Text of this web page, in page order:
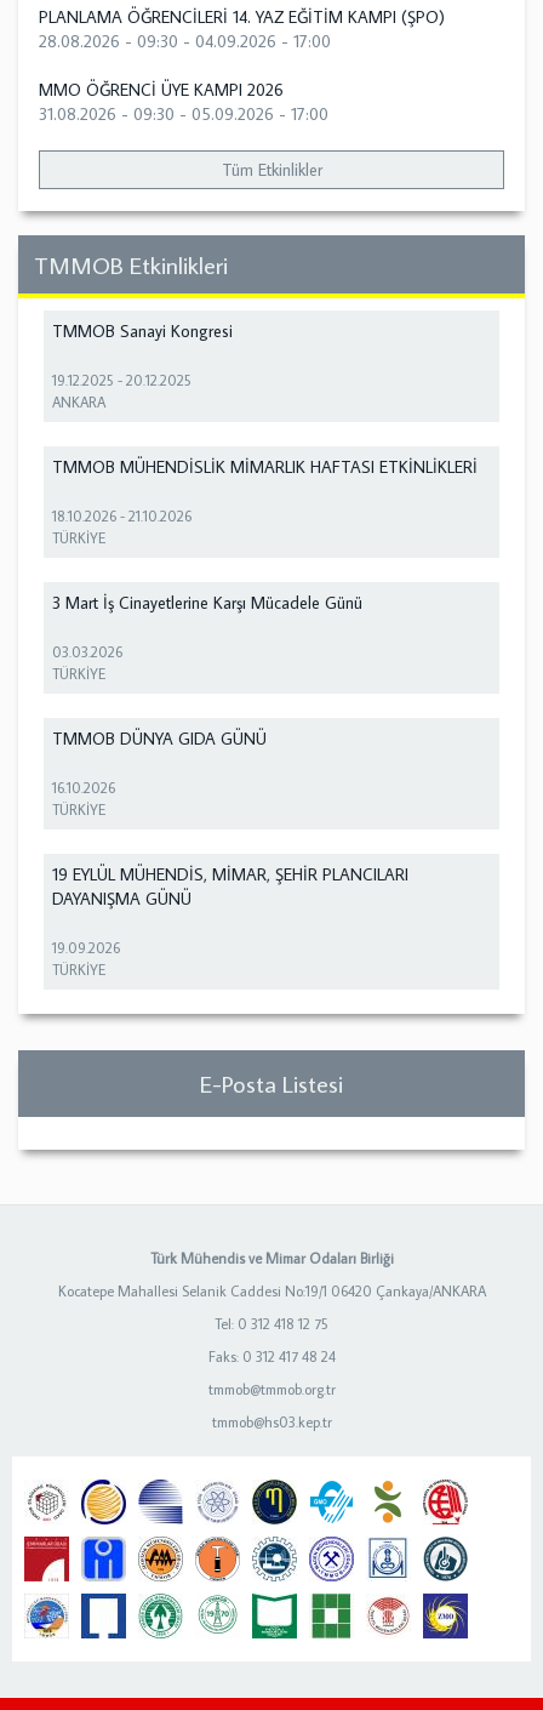
PLANLAMA ÖĞRENCİLERİ 14. YAZ EĞİTİM KAMPI (ŞPO)
28.08.2026 - 09:30 - 04.09.2026 - 17:00
MMO ÖĞRENCİ ÜYE KAMPI 2026
31.08.2026 - 09:30 - 05.09.2026 - 17:00
Tüm Etkinlikler
TMMOB Etkinlikleri
TMMOB Sanayi Kongresi
19.12.2025 -20.12.2025
ANKARA
TMMOB MÜHENDİSLİK MİMARLIK HAFTASI ETKİNLİKLERİ
18.10.2026 -21.10.2026
TÜRKİYE
3 Mart İş Cinayetlerine Karşı Mücadele Günü
03.03.2026
TÜRKİYE
TMMOB DÜNYA GIDA GÜNÜ
16.10.2026
TÜRKİYE
19 EYLÜL MÜHENDİS, MİMAR, ŞEHİR PLANCILARI
DAYANIŞMA GÜNÜ
19.09.2026
TÜRKİYE
E-Posta Listesi
Türk Mühendis ve Mimar Odaları Birliği
Kocatepe Mahallesi Selanik Caddesi No:19/1 06420 Çankaya/ANKARA
Tel: 0 312 418 12 75
Faks: 0 312 417 48 24
tmmob@tmmob.org.tr
tmmob@hs03.kep.tr